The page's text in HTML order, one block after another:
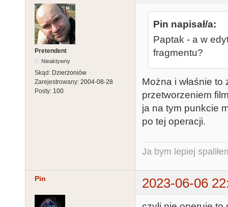
Pretendent
Nieaktywny
Skąd: Dzierżoniów
Zarejestrowany: 2004-08-28
Posty: 100
Pin napisał/a:
Paptak - a w
fragmentu?
Można i właśnie
przetworzeniem
ja na tym punkcie
po tej operacji.
Ja bym lepiej
Pin 2023-06-06